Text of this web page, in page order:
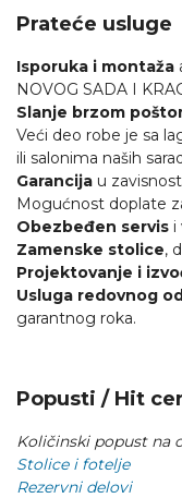
Prateće usluge
Isporuka i montaža
NOVOG SADA I
Slanje brzom
Veći deo robe je sa
ili salonima naših
Garancija u
Mogućnost doplate
Obezbeđen servis i
Zamenske stolice,
Projektovanje i
Usluga redovnog
garantnog roka.
Popusti / Hit
Količinski popust na
Stolice i fotelje
Rezervni delovi